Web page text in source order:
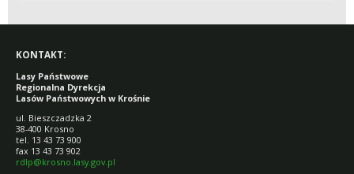
KONTAKT:
Lasy Państwowe
Regionalna Dyrekcja
Lasów Państwowych w Krośnie
ul. Bieszczadzka 2
38-400 Krosno
tel. 13 43 73 900
fax 13 43 73 902
rdlp@krosno.lasy.gov.pl